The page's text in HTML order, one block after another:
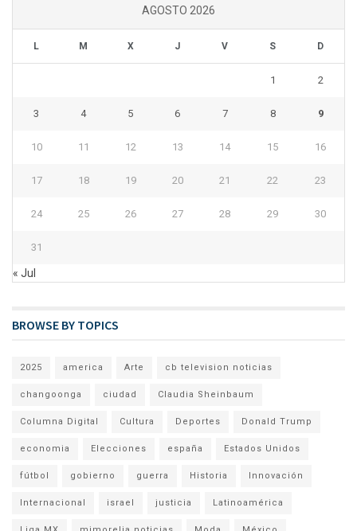
AGOSTO 2026
L M X J V S D
1 2
3 4 5 6 7 8 9
10 11 12 13 14 15 16
17 18 19 20 21 22 23
24 25 26 27 28 29 30
31
« Jul
BROWSE BY TOPICS
2025 america Arte cb television noticias
changoonga ciudad Claudia Sheinbaum
Columna Digital Cultura Deportes Donald Trump
economia Elecciones españa Estados Unidos
fútbol gobierno guerra Historia Innovación
Internacional israel justicia Latinoamérica